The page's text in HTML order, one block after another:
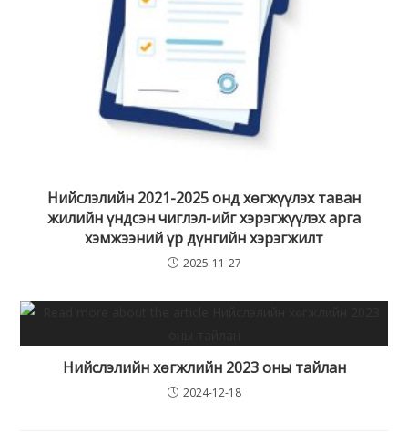
Нийслэлийн 2021-2025 онд хөгжүүлэх таван
жилийн үндсэн чиглэл-ийг хэрэгжүүлэх арга
хэмжээний үр дүнгийн хэрэгжилт
2025-11-27
Нийслэлийн хөгжлийн 2023 оны тайлан
2024-12-18